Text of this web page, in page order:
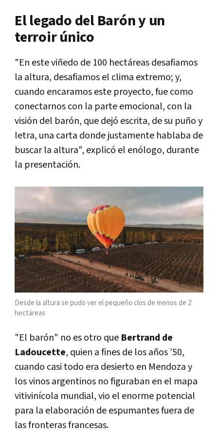
El legado del Barón y un
terroir único
"En este viñedo de 100 hectáreas desafiamos
la altura, desafiamos el clima extremo; y,
cuando encaramos este proyecto, fue como
conectarnos con la parte emocional, con la
visión del barón, que dejó escrita, de su puño y
letra, una carta donde justamente hablaba de
buscar la altura", explicó el enólogo, durante
la presentación.
Desde la altura se pudo ver el pequeño clos de menos de 2
hectáreas
"El barón" no es otro que Bertrand de
Ladoucette, quien a fines de los años ’50,
cuando casi todo era desierto en Mendoza y
los vinos argentinos no figuraban en el mapa
vitivinícola mundial, vio el enorme potencial
para la elaboración de espumantes fuera de
las fronteras francesas.